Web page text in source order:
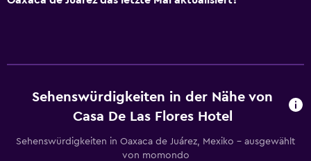
Sehenswürdigkeiten in der Nähe von
Casa De Las Flores Hotel
Sehenswürdigkeiten in Oaxaca de Juárez, Mexiko – ausgewählt
von momondo